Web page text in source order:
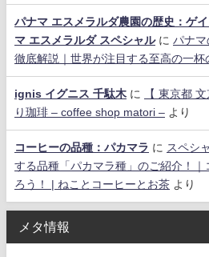
パナマ エスメラルダ農園の歴史：ゲ
マ エスメラルダ スペシャルに パナマ
徹底解説｜世界が注目する至高の一杯
ignis イグニス 千駄木に
【 東京都
り珈琲 – coffee shop matori – より
コーヒーの品種：パカマラ に スペシ
する品種「パカマラ種」のご紹介！
ろう！ | ねことコーヒーとお茶 より
メタ情報